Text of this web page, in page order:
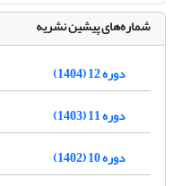
شماره‌های پیشین نشریه
دوره 12 (1404)
دوره 11 (1403)
دوره 10 (1402)